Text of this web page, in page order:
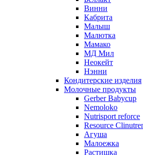
Винни
Кабрита
Малыш
Малютка
Мамако
МД Мил
Неокейт
Нэнни
Кондитерские изделия
Молочные продукты
Gerber Babycup
Nemoloko
Nutrisport reforce
Resource
Агуша
Малоежка
Растишка